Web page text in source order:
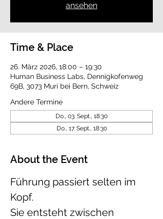
ansehen
Time & Place
26. März 2026, 18:00 – 19:30
Human Business Labs, Dennigkofenweg
69B, 3073 Muri bei Bern, Schweiz
Andere Termine
Do., 03. Sept., 18:30
Do., 17. Sept., 18:30
About the Event
Führung passiert selten im
Kopf.
Sie entsteht zwischen